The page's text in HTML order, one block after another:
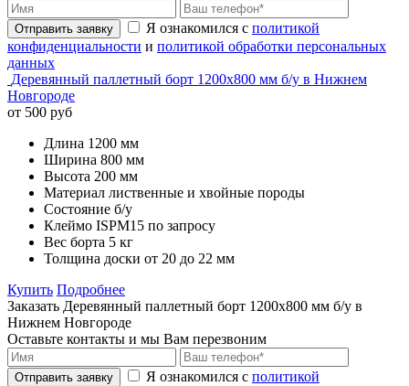
Отправить заявку Я ознакомился с политикой
конфиденциальности и политикой обработки персональных
данных
Деревянный паллетный борт 1200х800 мм б/у в Нижнем
Новгороде
от 500 руб
Длина 1200 мм
Ширина 800 мм
Высота 200 мм
Материал лиственные и хвойные породы
Состояние б/у
Клеймо ISPM15 по запросу
Вес борта 5 кг
Толщина доски от 20 до 22 мм
Купить Подробнее
Заказать Деревянный паллетный борт 1200х800 мм б/у в
Нижнем Новгороде
Оставьте контакты и мы Вам перезвоним
Отправить заявку Я ознакомился с политикой